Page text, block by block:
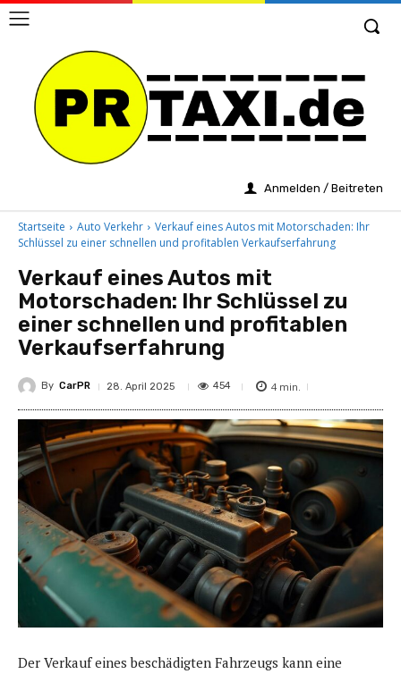
Anmelden / Beitreten
Startseite Auto Verkehr
Verkauf eines Autos mit Motorschaden: Ihr
Schlüssel zu einer schnellen und profitablen Verkaufserfahrung
Verkauf eines Autos mit
Motorschaden: Ihr Schlüssel zu
einer schnellen und profitablen
Verkaufserfahrung
By CarPR 28. April 2025 454 4 min.
Der Verkauf eines beschädigten Fahrzeugs kann eine